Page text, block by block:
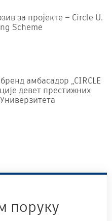
за пројекте – Circle U.
Scheme
амбасадор „CIRCLE
девет престижних
поруку